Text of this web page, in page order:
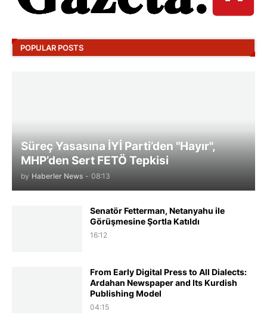
POPULAR POSTS
Süreç Yasasına İYİ Parti’den "Hayır",
MHP’den Sert FETÖ Tepkisi
by Haberler News - 08:13
Senatör Fetterman, Netanyahu ile
Görüşmesine Şortla Katıldı
16:12
From Early Digital Press to All Dialects:
Ardahan Newspaper and Its Kurdish
Publishing Model
04:15